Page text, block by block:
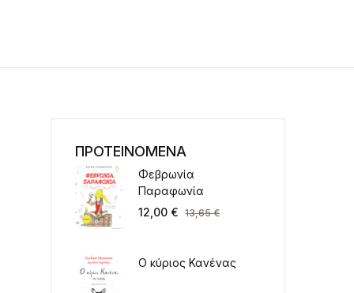
ΠΡΟΤΕΙΝΟΜΕΝΑ
Φεβρωνία
Παραφωνία
12,00 € 13,65€
Ο κύριος Κανένας